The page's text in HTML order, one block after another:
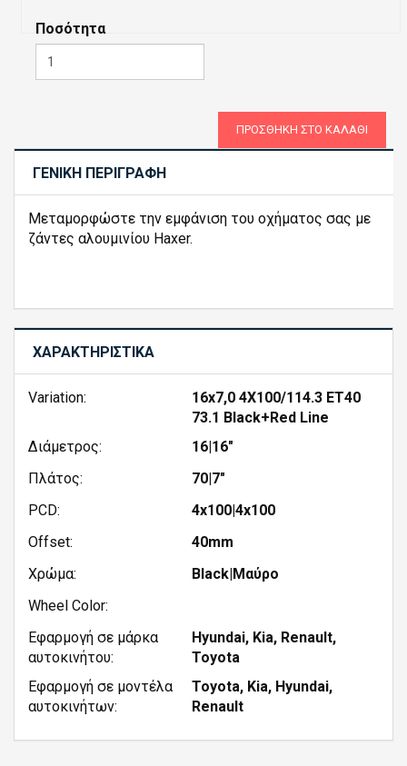
Ποσότητα
ΠΡΟΣΘΉΚΗ ΣΤΟ ΚΑΛΆΘΙ
ΓΕΝΙΚΉ ΠΕΡΙΓΡΑΦΉ
Μεταμορφώστε την εμφάνιση του οχήματος σας με
ζάντες αλουμινίου Haxer.
ΧΑΡΑΚΤΗΡΙΣΤΙΚΆ
Variation:
16x7,0 4X100/114.3 ET40
73.1 Black+Red Line
Διάμετρος:
16|16"
Πλάτος:
70|7"
PCD:
4x100|4x100
Offset:
40mm
Χρώμα:
Black|Μαύρο
Wheel Color:
Εφαρμογή σε μάρκα
αυτοκινήτου:
Hyundai, Kia, Renault,
Toyota
Εφαρμογή σε μοντέλα
αυτοκινήτων:
Toyota, Kia, Hyundai,
Renault